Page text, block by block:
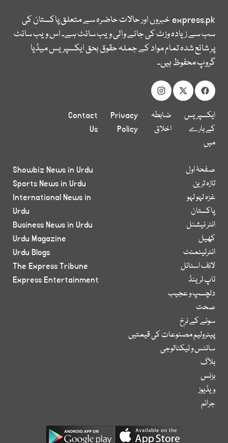
express.pkخبروں اور حالات حاضرہ سے متعلق پاکستان کی
سب سے زیادہ وزٹ کی جانے والی ویب سائٹ ہے۔ اس ویب سائٹ
پر شائع شدہ تمام مواد کے جملہ حقوق بحق ایکسپریس میڈیا
گروپ محفوظ ہیں۔
ایکسپریس
کے بارے
میں
ضابطہ
اخلاق
Privacy
Policy
Contact
Us
صفحۂ اول
تازہ ترین
غزہ لہو لہو
پاکستان
انٹر نیشنل
کھیل
انٹرٹینمنٹ
لائف اسٹائل
ٹاپ ٹرینڈ
دلچسپ و عجیب
صحت
سونے کے نرخ
پیٹرولیم مصنوعات کی قیمتیں
سائنس و ٹیکنالوجی
بلاگ
بزنس
ویڈیوز
جرائم
Showbiz News in Urdu
Sports News in Urdu
International News in
Urdu
Business News in Urdu
Urdu Magazine
Urdu Blogs
The Express Tribune
Express Entertainment